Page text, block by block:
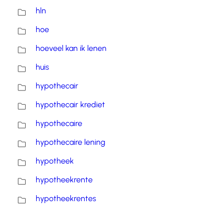
hln
hoe
hoeveel kan ik lenen
huis
hypothecair
hypothecair krediet
hypothecaire
hypothecaire lening
hypotheek
hypotheekrente
hypotheekrentes